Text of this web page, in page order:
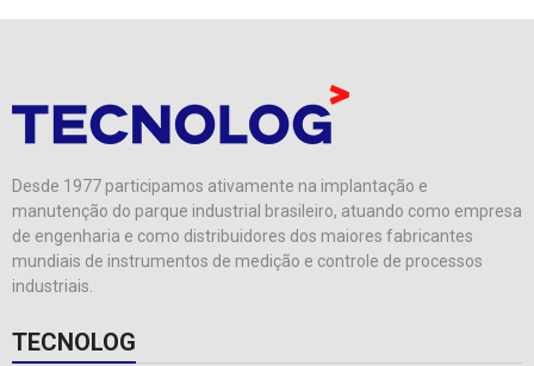
Desde 1977 participamos ativamente na implantação e
manutenção do parque industrial brasileiro, atuando como empresa
de engenharia e como distribuidores dos maiores fabricantes
mundiais de instrumentos de medição e controle de processos
industriais.
TECNOLOG